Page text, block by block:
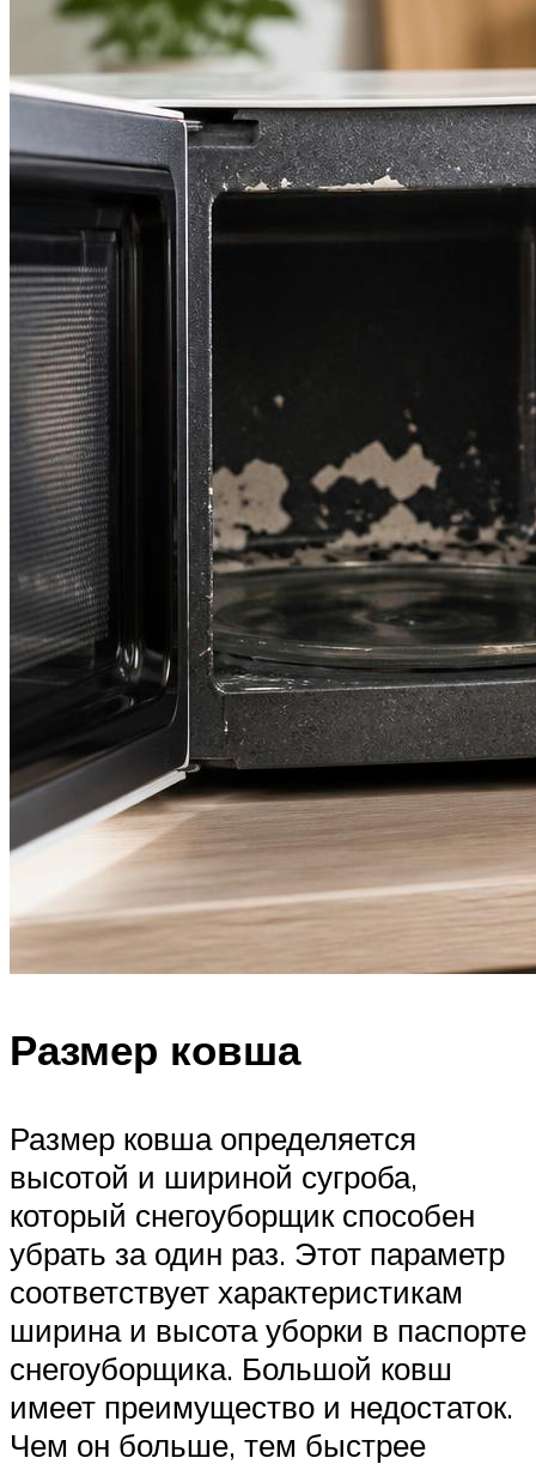
Размер ковша
Размер ковша определяется
высотой и шириной сугроба,
который снегоуборщик способен
убрать за один раз. Этот параметр
соответствует характеристикам
ширина и высота уборки в паспорте
снегоуборщика. Большой ковш
имеет преимущество и недостаток.
Чем он больше, тем быстрее